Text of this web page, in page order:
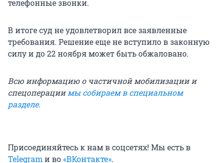
телефонные звонки.
В итоге суд не удовлетворил все заявленные
требования. Решение еще не вступило в законную
силу и до 22 ноября может быть обжаловано.
Всю информацию о частичной мобилизации и
спецоперациимы собираем в специальном
разделе.
Присоединяйтесь к нам в соцсетях! Мы есть в
Telegramи во«ВКонтакте».